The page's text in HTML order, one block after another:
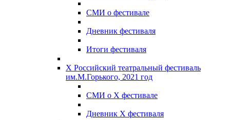
СМИ о фестивале
Дневник фестиваля
Итоги фестиваля
X Российский театральный фестиваль
им.М.Горького, 2021 год
СМИ о X фестивале
Дневник X фестиваля